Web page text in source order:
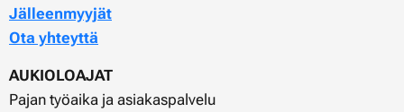
Jälleenmyyjät
Ota yhteyttä
AUKIOLOAJAT
Pajan työaika ja asiakaspalvelu